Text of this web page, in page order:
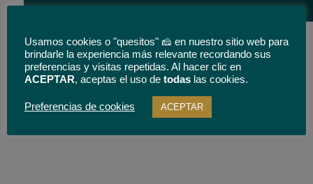
Reserva.
D.O.
235
g
cantidad
Categorías:Cuñas de Queso de Oveja,Cuñas de Queso
* Envío gratuito solo para quesos enteros y para España
Usamos cookies o "quesitos" 🧀 en nuestro sitio web para
brindarle la experiencia más relevante recordando sus
preferencias y visitas repetidas. Al hacer clic en
ACEPTAR, aceptas el uso de todas las cookies.
Preferencias de cookies ACEPTAR